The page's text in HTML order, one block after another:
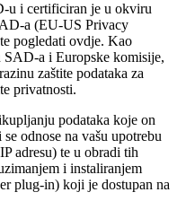
u i certificiran je u okviru
a (EU-US Privacy
pogledati ovdje. Kao
SAD-a i Europske komisije,
zaštite podataka za
privatnosti.
podataka koje on
odnose na vašu upotrebu
adresu) te u obradi tih
i instaliranjem
plug-in) koji je dostupan na